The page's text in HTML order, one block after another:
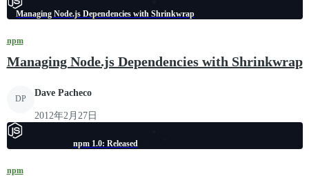
Managing Node.js Dependencies with Shrinkwrap
npm
Managing Node.js Dependencies with Shrinkwrap
DP
Dave Pacheco
2012年2月27日
npm 1.0: Released
npm